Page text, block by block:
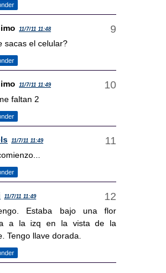
11/7/11 11:48
sacas el celular?
11/7/11 11:49
faltan 2
11/7/11 11:49
11/7/11 11:49
Estaba bajo una flor
a la izq en la vista de la
Tengo llave dorada.